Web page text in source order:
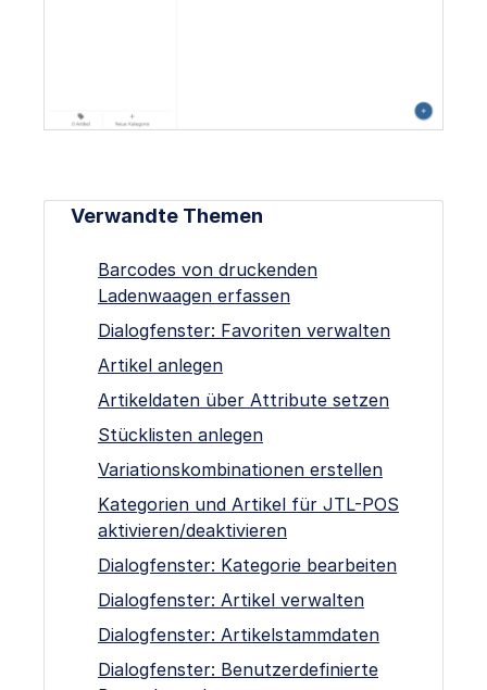
Verwandte Themen
Barcodes von druckenden
Ladenwaagen erfassen
Dialogfenster: Favoriten verwalten
Artikel anlegen
Artikeldaten über Attribute setzen
Stücklisten anlegen
Variationskombinationen erstellen
Kategorien und Artikel für JTL-POS
aktivieren/deaktivieren
Dialogfenster: Kategorie bearbeiten
Dialogfenster: Artikel verwalten
Dialogfenster: Artikelstammdaten
Dialogfenster: Benutzerdefinierte